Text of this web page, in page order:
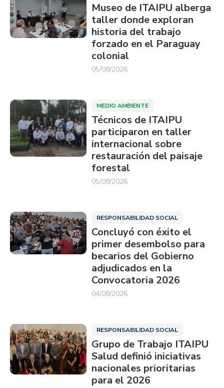
Museo de ITAIPU alberga
taller donde exploran
historia del trabajo
forzado en el Paraguay
colonial
05/08/2026
MEDIO AMBIENTE
Técnicos de ITAIPU
participaron en taller
internacional sobre
restauración del paisaje
forestal
05/08/2026
RESPONSABILIDAD SOCIAL
Concluyó con éxito el
primer desembolso para
becarios del Gobierno
adjudicados en la
Convocatoria 2026
04/08/2026
RESPONSABILIDAD SOCIAL
Grupo de Trabajo ITAIPU
Salud definió iniciativas
nacionales prioritarias
para el 2026